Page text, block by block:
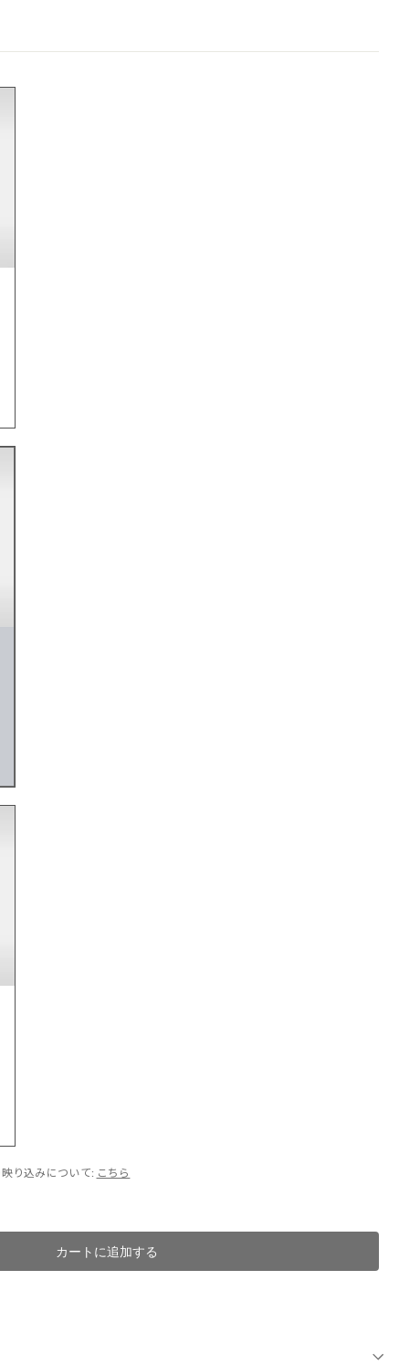
り込みについて: こちら
カートに追加する